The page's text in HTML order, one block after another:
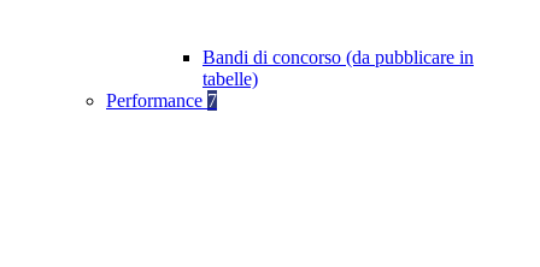
Bandi di concorso (da pubblicare in
tabelle)
Performance 7